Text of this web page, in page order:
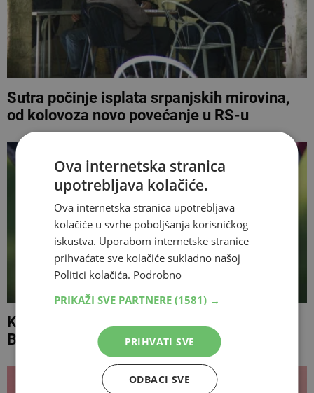
Sutra počinje isplata srpanjskih mirovina,
od kolovoza novo povećanje u RS-u
Koliki su minimalci u Europi, Hrvatskoj i
BiH? Razlike su goleme
Ova internetska stranica
upotrebljava kolačiće.
Ova internetska stranica upotrebljava
kolačiće u svrhe poboljšanja korisničkog
iskustva. Uporabom internetske stranice
prihvaćate sve kolačiće sukladno našoj
Politici kolačića. Podrobno
PRIKAŽI SVE PARTNERE (1581) →
PRIHVATI SVE
ODBACI SVE